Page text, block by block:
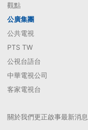
觀點
公廣集團
公共電視
PTS TW
公視台語台
中華電視公司
客家電視台
關於我們更正啟事最新消息